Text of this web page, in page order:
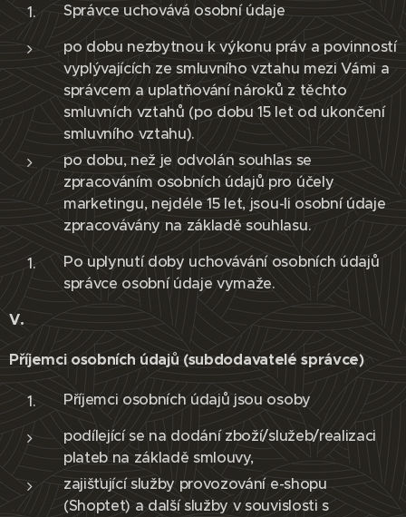
Správce uchovává osobní údaje
po dobu nezbytnou k výkonu práv a povinností
vyplývajících ze smluvního vztahu mezi Vámi a
správcem a uplatňování nároků z těchto
smluvních vztahů (po dobu 15 let od ukončení
smluvního vztahu).
po dobu, než je odvolán souhlas se
zpracováním osobních údajů pro účely
marketingu, nejdéle 15 let, jsou-li osobní údaje
zpracovávány na základě souhlasu.
Po uplynutí doby uchovávání osobních údajů
správce osobní údaje vymaže.
V.
Příjemci osobních údajů (subdodavatelé správce)
Příjemci osobních údajů jsou osoby
podílející se na dodání zboží/služeb/realizaci
plateb na základě smlouvy,
zajišťující služby provozování e-shopu
(Shoptet) a další služby v souvislosti s